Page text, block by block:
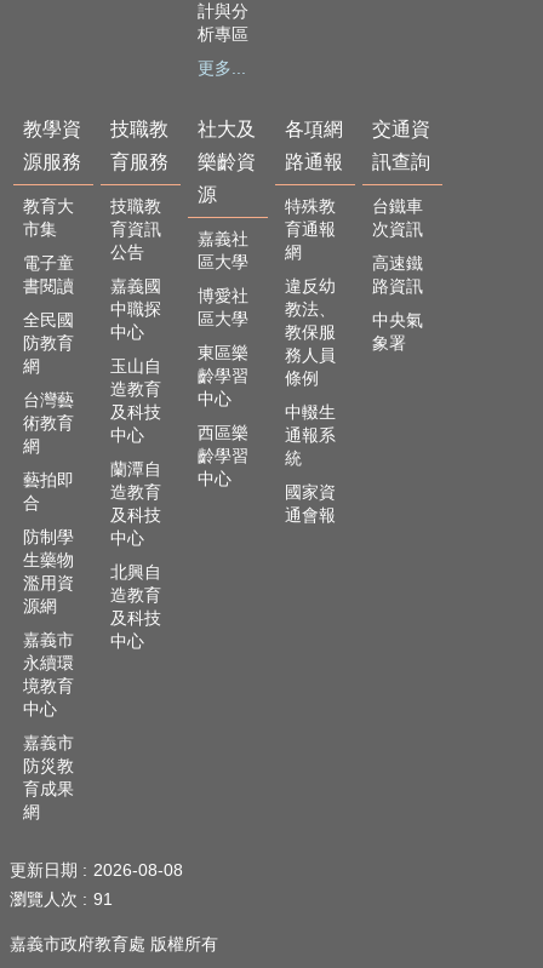
通
報
交
通
資
訊
查
詢
回
首
頁
嘉
義
市
政
府
網
站
導
覽
訂
閱
RSS
內
搜
計與分
析專區
更多...
教學資
源服務
教育大
市集
電子童
書閱讀
全民國
防教育
網
台灣藝
術教育
網
藝拍即
合
防制學
生藥物
濫用資
源網
嘉義市
永續環
境教育
中心
嘉義市
防災教
育成果
網
技職教
育服務
技職教
育資訊
公告
嘉義國
中職探
中心
玉山自
造教育
及科技
中心
蘭潭自
造教育
及科技
中心
北興自
造教育
及科技
中心
社大及
樂齡資
源
嘉義社
區大學
博愛社
區大學
東區樂
齡學習
中心
西區樂
齡學習
中心
各項網
路通報
特殊教
育通報
網
違反幼
教法、
教保服
務人員
條例
中輟生
通報系
統
國家資
通會報
交通資
訊查詢
台鐵車
次資訊
高速鐵
路資訊
中央氣
象署
更新日期
2026-08-08
瀏覽人次
91
嘉義市政府教育處 版權所有